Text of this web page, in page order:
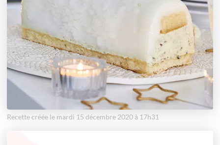
Recette créée le mardi 15 décembre 2020 à 17h31